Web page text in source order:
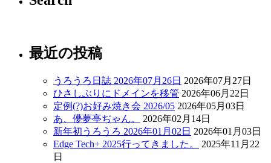
最近の投稿
うろうろ日誌 2026年07月26日 2026年07月27日
ひさしぶりにドメインを移管 2026年06月22日
定例(?)お好み焼き会 2026/05 2026年05月03日
あ、儚夢亭ぢゃん。
2026年02月14日
新年初うろうろ 2026年01月02日 2026年01月03日
Edge Tech+ 2025行ってきました。
2025年11月22
日